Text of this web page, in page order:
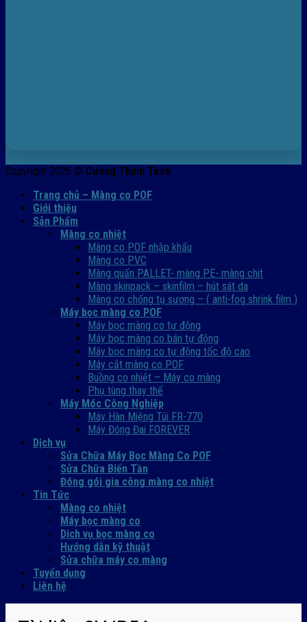
Copyright 2026 © Cường Thịnh Tech
Trang chủ – Màng co POF
Giới thiệu
Sản Phẩm
Màng co nhiệt
Màng co POF nhập khẩu
Màng co PVC
Màng quấn PALLET- màng PE- màng chit
Màng skinpack – skinfilm – hút sát da
Màng co chống tụ sương – ( anti-fog shrink film )
Máy bọc màng co POF
Máy bọc màng co tự động
Máy bọc màng co bán tự động
Máy bọc màng co tự động tốc độ cao
Máy cắt màng co POF
Buồng co nhiệt – Máy co màng
Phụ tùng thay thế
Máy Móc Công Nghiệp
Máy Hàn Miệng Túi FR-770
Máy Đóng Đai FOREVER
Dịch vụ
Sửa Chữa Máy Bọc Màng Co POF
Sửa Chữa Biến Tần
Đóng gói gia công màng co nhiệt
Tin Tức
Màng co nhiệt
Máy bọc màng co
Dich vụ bọc màng co
Hướng dẫn kỹ thuật
Sửa chữa máy co màng
Tuyển dụng
Liên hệ